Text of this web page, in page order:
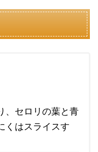
、セロリの葉と青
くはスライスす